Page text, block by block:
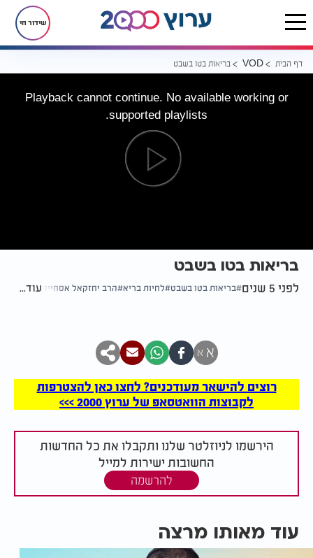
שידור חי
דף הבית VOD בריאות בטו בשבט
Playback cannot continue. No available working or
supported playlists.
בריאות בטו בשבט
לפני 5 שנים בריאות בטו בשבט לחיות בריא הרב יחזקאל אסחייק עוד...
א א
רוצים להישאר מעודכנים? לחצו כאן להצטרפות
לקבוצות הוואטסאפ של ערוץ 2000 >>>
הירשמו לניוזלטר שלנו ותקבלו את כל החדשות
החשובות ישירות למייל
להרשמה
עוד מאותו מרצה